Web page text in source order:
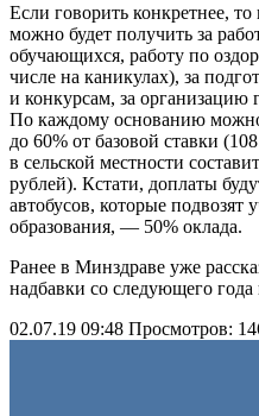
Если говорить конкретнее, то
можно будет получить за
обучающихся, работу по
числе на каникулах), за
и конкурсам, за организацию
По каждому основанию
до 60% от базовой ставки
в сельской местности
рублей). Кстати, доплаты
автобусов, которые подвозят
образования, — 50% оклада.
Ранее в Минздраве уже
надбавки со следующего
02.07.19 09:48 Просмотров: